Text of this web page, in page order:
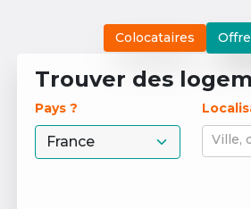
Colocataires
Trouver des
Pays ?
Ville,